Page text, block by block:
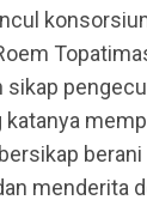
sikap
katanya
menderita